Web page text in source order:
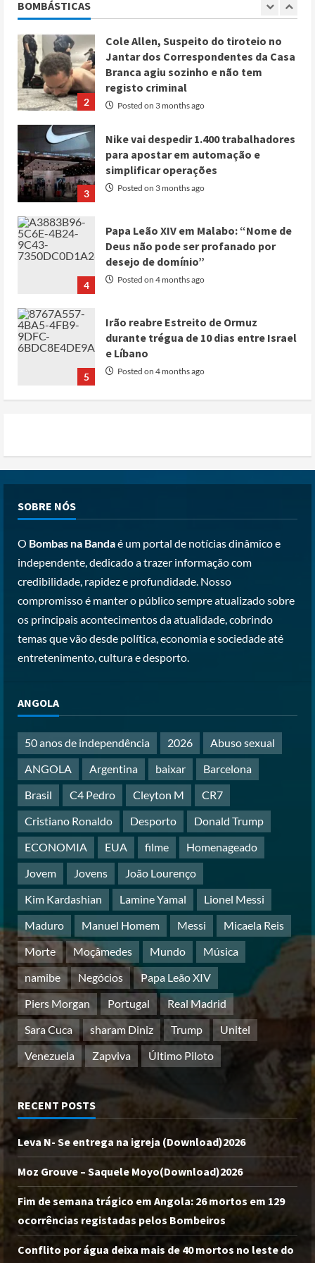
BOMBÁSTICAS
1
2
Cole Allen, Suspeito do tiroteio no
Jantar dos Correspondentes da Casa
Branca agiu sozinho e não tem
registo criminal
Posted on 3 months ago
3
Nike vai despedir 1.400 trabalhadores
para apostar em automação e
simplificar operações
Posted on 3 months ago
4
Papa Leão XIV em Malabo: “Nome de
Deus não pode ser profanado por
desejo de domínio”
Posted on 4 months ago
5
Irão reabre Estreito de Ormuz
durante trégua de 10 dias entre Israel
e Líbano
Posted on 4 months ago
1
Posted on 3 months ago
2
registo criminal
Posted on 3 months ago
3
Nike vai despedir 1.400 trabalhadores
para apostar em automação e
simplificar operações
Posted on 3 months ago
4
desejo de domínio”
Posted on 4 months ago
5
Irão reabre Estreito de Ormuz
durante trégua de 10 dias entre Israel
e Líbano
Posted on 4 months ago
SOBRE NÓS
O Bombas na Bandaé um portal de notícias dinâmico e
independente, dedicado a trazer informação com
credibilidade, rapidez e profundidade. Nosso
compromisso é manter o público sempre atualizado sobre
os principais acontecimentos da atualidade, cobrindo
temas que vão desde política, economia e sociedade até
entretenimento, cultura e desporto.
ANGOLA
50 anos de independência 2026
Abuso sexual
ANGOLA
Argentina baixar
Barcelona
Brasil
C4 Pedro Cleyton M
CR7
Cristiano Ronaldo
Desporto
Donald Trump
ECONOMIA
EUA filme
Homenageado
Jovem
Jovens
João Lourenço
Kim Kardashian
Lamine Yamal
Lionel Messi
Maduro
Manuel Homem Messi
Micaela Reis
Morte
Moçâmedes Mundo
Música
namibe
Negócios
Papa Leão XIV
Piers Morgan
Portugal
Real Madrid
Sara Cuca
sharam Diniz Trump
Unitel
Venezuela
Zapviva Último Piloto
RECENT POSTS
Leva N- Se entrega na igreja (Download)2026
Moz Grouve – Saquele Moyo(Download)2026
Fim de semana trágico em Angola: 26 mortos em 129
ocorrências registadas pelos Bombeiros
Conflito por água deixa mais de 40 mortos no leste do